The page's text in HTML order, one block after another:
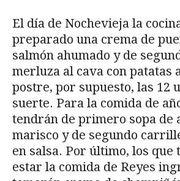
El día de Nochevieja la
preparado una crema de
salmón ahumado y de
merluza al cava con patatas
postre, por supuesto, las 12
suerte. Para la comida de
tendrán de primero sopa de
marisco y de segundo
en salsa. Por último, los que
estar la comida de Reyes